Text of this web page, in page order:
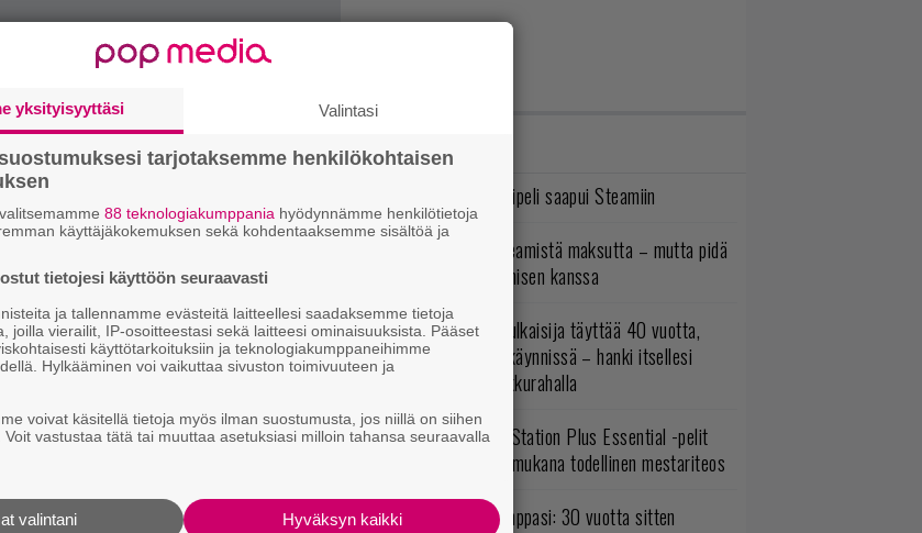
Ubisoftin hittipeli saapui Steamiin
Loistopeli Steamistä maksutta – mutta pidä
kiirettä lataamisen kanssa
Rakastettu julkaisija täyttää 40 vuotta,
valtavat alet käynnissä – hanki itsellesi
klassikoita pikkurahalla
Elokuun PlayStation Plus Essential -pelit
ilmestyivät – mukana todellinen mestariteos
No johan pomppasi: 30 vuotta sitten
yksityisyyttäsi Valintasi
tarjotaksemme henkilökohtaisen
88 teknologiakumppania hyödynnämme henkilötietoja
käyttäjäkokemuksen sekä kohdentaaksemme sisältöä ja
tietojesi käyttöön seuraavasti
ja tallennamme evästeitä laitteellesi saadaksemme tietoja
joilla vierailit, IP-osoitteestasi sekä laitteesi ominaisuuksista. Pääset
käyttötarkoituksiin ja teknologiakumppaneihimme
Hylkääminen voi vaikuttaa sivuston toimivuuteen ja
voivat käsitellä tietoja myös ilman suostumusta, jos niillä on siihen
vastustaa tätä tai muuttaa asetuksiasi milloin tahansa seuraavalla
Hyväksyn kaikki
valintani